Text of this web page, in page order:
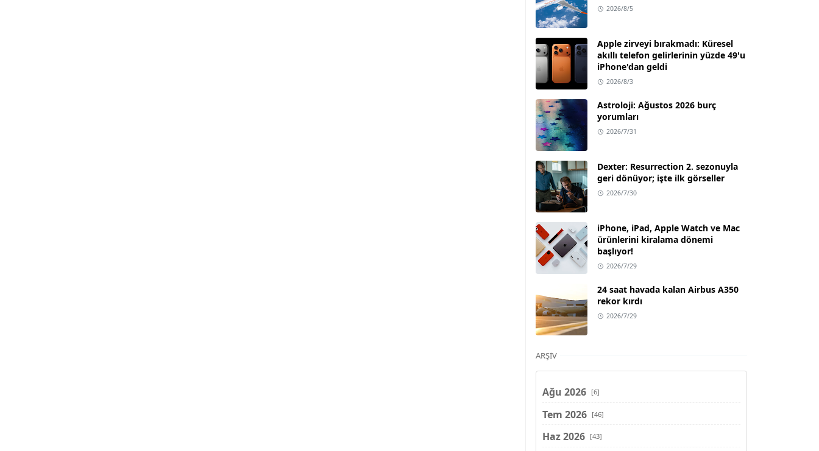
2026/8/5
Apple zirveyi bırakmadı: Küresel
akıllı telefon gelirlerinin yüzde 49'u
iPhone'dan geldi
2026/8/3
Astroloji: Ağustos 2026 burç
yorumları
2026/7/31
Dexter: Resurrection 2. sezonuyla
geri dönüyor; işte ilk görseller
2026/7/30
iPhone, iPad, Apple Watch ve Mac
ürünlerini kiralama dönemi
başlıyor!
2026/7/29
24 saat havada kalan Airbus A350
rekor kırdı
2026/7/29
ARŞIV
Ağu 2026 [6]
Tem 2026 [46]
Haz 2026 [43]